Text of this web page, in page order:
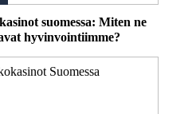
suomessa: Miten ne
hyvinvointiimme?